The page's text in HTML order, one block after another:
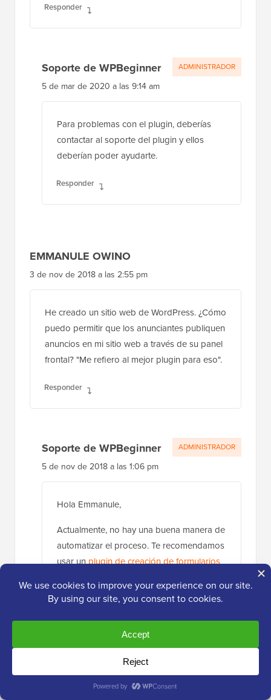
Responder
Soporte de WPBeginner
5 de mar de 2020 a las 9:14 am
Para problemas con el plugin, deberías
contactar al soporte del plugin y ellos
deberían poder ayudarte.
Responder
ADMINISTRADOR
EMMANULE OWINO
3 de nov de 2018 a las 2:55 pm
He creado un sitio web de WordPress. ¿Cómo
puedo permitir que los anunciantes publiquen
anuncios en mi sitio web a través de su panel
frontal? "Me refiero al mejor plugin para eso".
Responder
Soporte de WPBeginner
5 de nov de 2018 a las 1:06 pm
Hola Emmanule,
Actualmente, no hay una buena manera de
automatizar el proceso. Te recomendamos
usar unplugin de creación de formularios
manualmente en tu sitio web.
Responder
ADMINISTRADOR